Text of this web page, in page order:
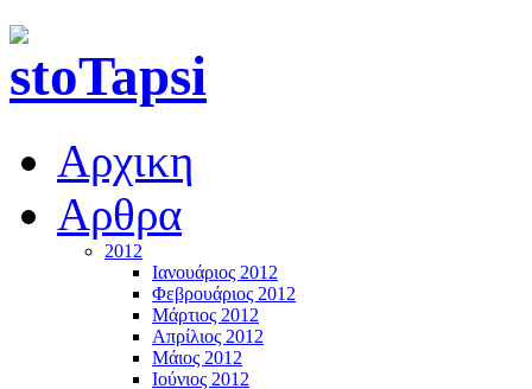
Αρχικη
Αρθρα
2012
Ιανουάριος 2012
Φεβρουάριος 2012
Μάρτιος 2012
Απρίλιος 2012
Μάιος 2012
Ιούνιος 2012